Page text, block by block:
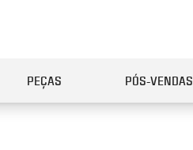
PEÇAS PÓS-VENDAS